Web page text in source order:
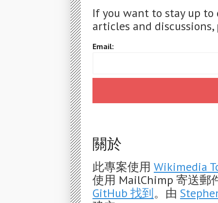
If you want to stay up
articles and
Email:
關於
此專案使用 Wikimedia
使用 MailChimp 寄送郵
GitHub 找到。由